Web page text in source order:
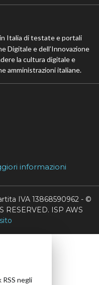
Italia di testate e portali
Digitale e dell’Innovazione
la cultura digitale e
amministrazioni italiane.
informazioni
IVA 13868590962 - ©
RESERVED. ISP AWS
negli